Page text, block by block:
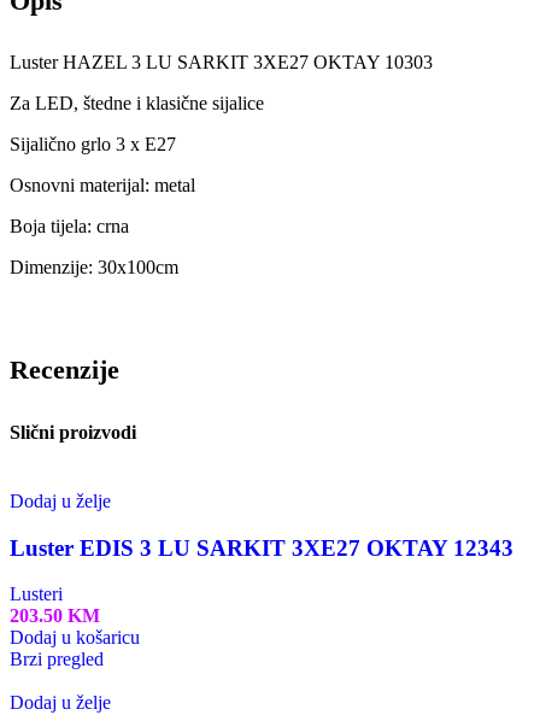
Luster HAZEL 3 LU SARKIT 3XE27 OKTAY 10303
Za LED, štedne i klasične sijalice
Sijalično grlo 3 x E27
Osnovni materijal: metal
Boja tijela: crna
Dimenzije: 30x100cm
Recenzije
Slični proizvodi
Dodaj u želje
Luster EDIS 3 LU SARKIT 3XE27 OKTAY 12343
Lusteri
203.50 KM
Dodaj u košaricu
Brzi pregled
Dodaj u želje